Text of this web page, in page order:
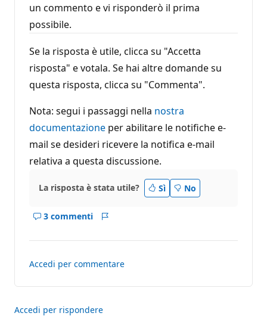
un commento e vi risponderò il prima
possibile.
Se la risposta è utile, clicca su "Accetta
risposta" e votala. Se hai altre domande su
questa risposta, clicca su "Commenta".
Nota: segui i passaggi nella nostra
documentazione per abilitare le notifiche e-
mail se desideri ricevere la notifica e-mail
relativa a questa discussione.
La risposta è stata utile? Sì No
3 commenti
Mostra
risposta
Accedi per commentare
Accedi per rispondere